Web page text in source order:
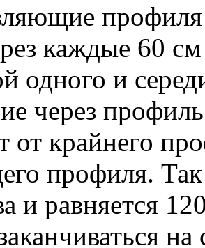
каждые 60
одного и
через
от крайнего
профиля.
и равняется